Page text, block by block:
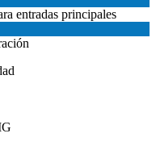
entradas principales